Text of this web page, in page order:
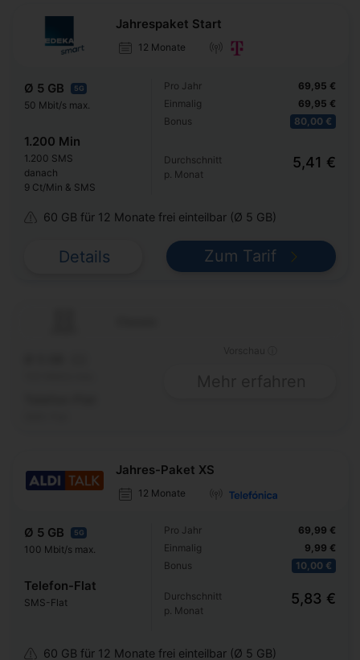
Jahrespaket Start
12 Monate
Ø 5 GB 5G
50 Mbit/s max.
1.200 Min
1.200 SMS
danach
9 Ct/Min & SMS
Pro Jahr
Einmalig
Bonus
69,95 €
69,95 €
80,00 €
Durchschnitt
p. Monat
5,41 €
60 GB für 12 Monate frei einteilbar (Ø 5 GB)
Details Zum Tarif
Jahres-Paket XS
12 Monate
Ø 5 GB 5G
100 Mbit/s max.
Telefon-Flat
SMS-Flat
Pro Jahr
Einmalig
Bonus
69,99 €
9,99 €
10,00 €
Durchschnitt
p. Monat
5,83 €
60 GB für 12 Monate frei einteilbar (Ø 5 GB)